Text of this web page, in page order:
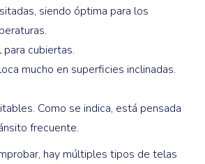
siendo óptima para los
para cubiertas.
mucho en superficies inclinadas.
Como se indica, está pensada
frecuente.
hay múltiples tipos de telas